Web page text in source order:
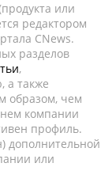
или
редактором
CNews.
разделов
,
а также
образом, чем
компании
профиль.
дополнительной
или